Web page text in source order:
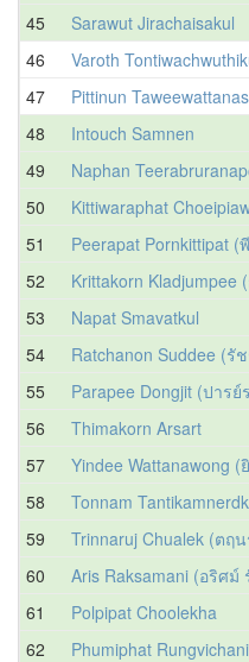
45
Sarawut Jirachaisakul
46
Varoth
47
Pittinun
48
Intouch Samnen
49
Naphan
50
Kittiwaraphat
51
Peerapat Pornkittipat
52
Krittakorn Kladjumpee
53
Napat Smavatkul
54
Ratchanon Suddee (
55
Parapee Dongjit (ปารย์
56
Thimakorn Arsart
57
Yindee Wattanawong
58
Tonnam
59
Trinnaruj Chualek (ตฤน
60
Aris Raksamani (อริศ
61
Polpipat Choolekha
62
Phumiphat